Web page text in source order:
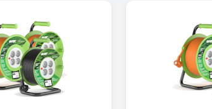
Nie
wymiary (mm) dł. x szer. x wys.: 318 x 53 x 47,4
masa netto : 365 g
Serwis door to door